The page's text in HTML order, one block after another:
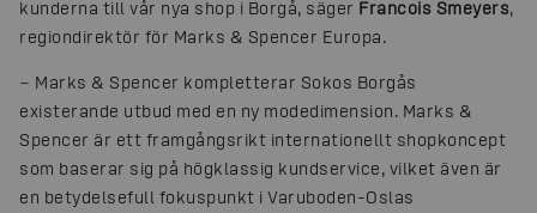
kunderna till vår nya shop i Borgå, säger Francois Smeyers,
regiondirektör för Marks & Spencer Europa.
− Marks & Spencer kompletterar Sokos Borgås
existerande utbud med en ny modedimension. Marks &
Spencer är ett framgångsrikt internationellt shopkoncept
som baserar sig på högklassig kundservice, vilket även är
en betydelsefull fokuspunkt i Varuboden-Oslas